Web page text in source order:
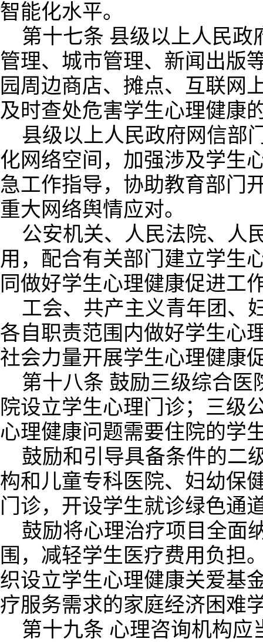
智能化水平。
第十七条 县级以上人民
管理、城市管理、新闻出版
园周边商店、摊点、互联网
及时查处危害学生心理健康
县级以上人民政府网信部
化网络空间，加强涉及学生
急工作指导，协助教育部门
重大网络舆情应对。
公安机关、人民法院、人
用，配合有关部门建立学生
同做好学生心理健康促进工
工会、共产主义青年团、
各自职责范围内做好学生心
社会力量开展学生心理健康
第十八条 鼓励三级综合
院设立学生心理门诊；三级
心理健康问题需要住院的学
鼓励和引导具备条件的二
构和儿童专科医院、妇幼保
门诊，开设学生就诊绿色通
鼓励将心理治疗项目全面
围，减轻学生医疗费用负担
织设立学生心理健康关爱基
疗服务需求的家庭经济困难
第十九条 心理咨询机构